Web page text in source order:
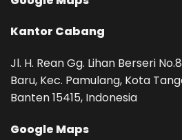
Kantor Cabang
Jl. H. Rean Gg. Lihan Berseri
Baru, Kec. Pamulang, Kota
Banten 15415, Indonesia
Google Maps